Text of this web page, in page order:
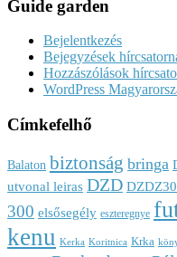
Guide garden
Bejelentkezés
Bejegyzések
Hozzászólások
WordPress
Címkefelhő
Balaton biztonság bringa
utvonal leiras DZD
300 elsősegély eszteregnye
kenu Kerka Koritnica Krka